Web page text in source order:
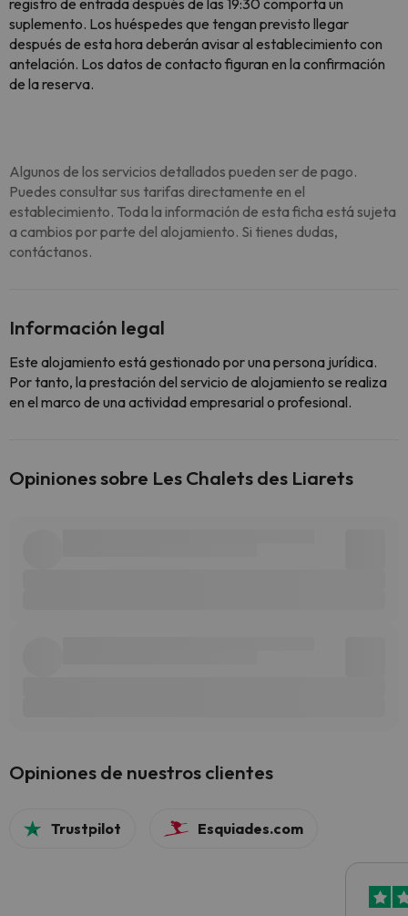
registro de entrada después de las 19:30 comporta un
suplemento. Los huéspedes que tengan previsto llegar
después de esta hora deberán avisar al establecimiento con
antelación. Los datos de contacto figuran en la confirmación
de la reserva.
Algunos de los servicios detallados pueden ser de pago.
Puedes consultar sus tarifas directamente en el
establecimiento. Toda la información de esta ficha está sujeta
a cambios por parte del alojamiento. Si tienes dudas,
contáctanos.
Información legal
Este alojamiento está gestionado por una persona jurídica.
Por tanto, la prestación del servicio de alojamiento se realiza
en el marco de una actividad empresarial o profesional.
Opiniones sobre Les Chalets des Liarets
Opiniones de nuestros clientes
Trustpilot Esquiades.com